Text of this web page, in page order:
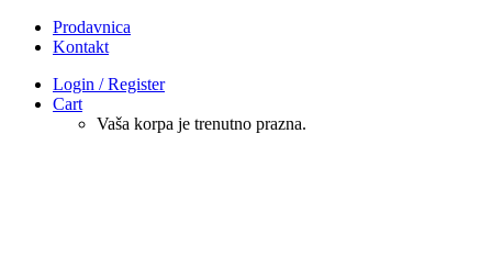
Prodavnica
Kontakt
Login / Register
Cart
Vaša korpa je trenutno prazna.